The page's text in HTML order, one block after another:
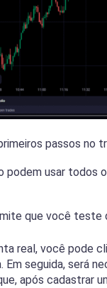
passos no
podem usar todos
que você teste
real, você pode
Em seguida, será
após cadastrar